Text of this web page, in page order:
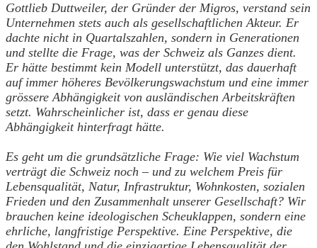
Gottlieb Duttweiler, der Gründer der Migros, verstand sein
Unternehmen stets auch als gesellschaftlichen Akteur. Er
dachte nicht in Quartalszahlen, sondern in Generationen
und stellte die Frage, was der Schweiz als Ganzes dient.
Er hätte bestimmt kein Modell unterstützt, das dauerhaft
auf immer höheres Bevölkerungswachstum und eine immer
grössere Abhängigkeit von ausländischen Arbeitskräften
setzt. Wahrscheinlicher ist, dass er genau diese
Abhängigkeit hinterfragt hätte.
Es geht um die grundsätzliche Frage: Wie viel Wachstum
verträgt die Schweiz noch – und zu welchem Preis für
Lebensqualität, Natur, Infrastruktur, Wohnkosten, sozialen
Frieden und den Zusammenhalt unserer Gesellschaft? Wir
brauchen keine ideologischen Scheuklappen, sondern eine
ehrliche, langfristige Perspektive. Eine Perspektive, die